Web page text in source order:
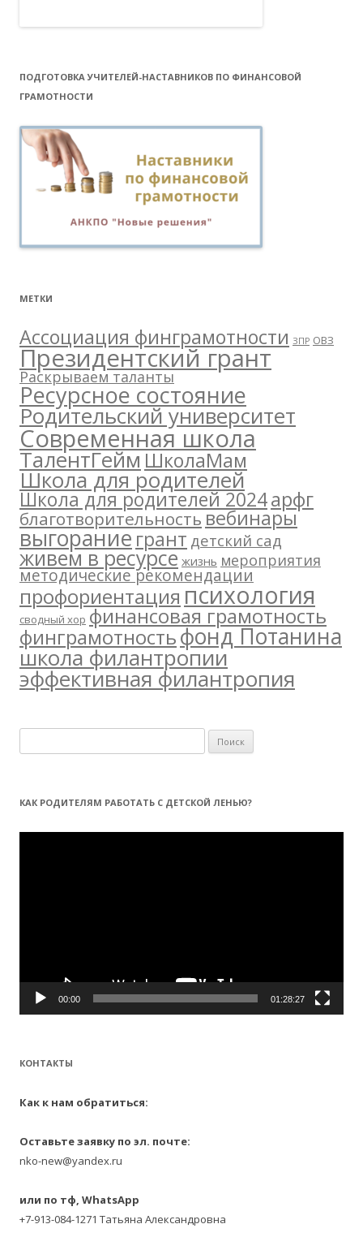
ПОДГОТОВКА УЧИТЕЛЕЙ-НАСТАВНИКОВ ПО ФИНАНСОВОЙ
ГРАМОТНОСТИ
МЕТКИ
Ассоциация финграмотности ЗПР ОВЗ
Президентский грант
Раскрываем таланты
Ресурсное состояние
Родительский университет
Современная школа
ТалентГеймШколаМам
Школа для родителей
Школа для родителей 2024арфг
благотворительностьвебинары
выгораниегрант детский сад
живем в ресурсе жизнь мероприятия
методические рекомендации
профориентация психология
сводный хор финансовая грамотность
финграмотностьфонд Потанина
школа филантропии
эффективная филантропия
а
т
:
КАК РОДИТЕЛЯМ РАБОТАТЬ С ДЕТСКОЙ ЛЕНЬЮ?
Видеоплеер
00:00 01:28:27
КОНТАКТЫ
Как к нам обратиться:
Оставьте заявку по эл. почте:
nko-new@yandex.ru
или по тф, WhatsApp
+7-913-084-1271 Татьяна Александровна